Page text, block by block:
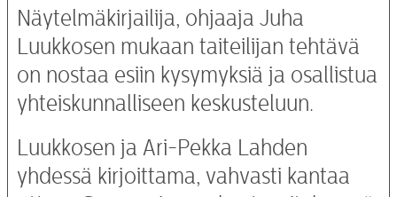
Näytelmäkirjailija, ohjaaja Juha
Luukkosen mukaan taiteilijan tehtävä
on nostaa esiin kysymyksiä ja osallistua
yhteiskunnalliseen keskusteluun.
Luukkosen ja Ari-Pekka Lahden
yhdessä kirjoittama, vahvasti kantaa